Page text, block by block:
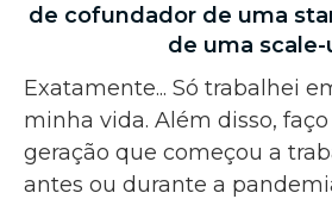
de cofundador de uma
de uma scale-
Exatamente... Só trabalhei
minha vida. Além disso,
geração que começou a
antes ou durante a